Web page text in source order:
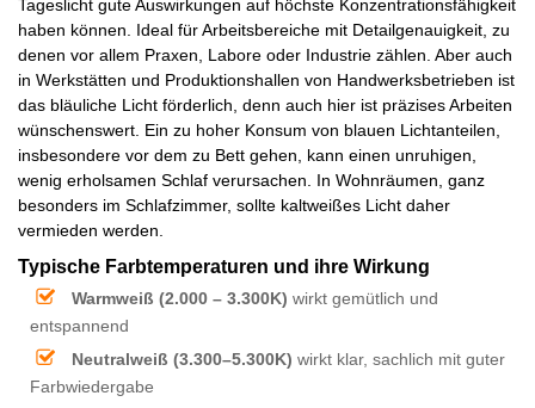
Tageslicht gute Auswirkungen auf höchste Konzentrationsfähigkeit
haben können. Ideal für Arbeitsbereiche mit Detailgenauigkeit, zu
denen vor allem Praxen, Labore oder Industrie zählen. Aber auch
in Werkstätten und Produktionshallen von Handwerksbetrieben ist
das bläuliche Licht förderlich, denn auch hier ist präzises Arbeiten
wünschenswert. Ein zu hoher Konsum von blauen Lichtanteilen,
insbesondere vor dem zu Bett gehen, kann einen unruhigen,
wenig erholsamen Schlaf verursachen. In Wohnräumen, ganz
besonders im Schlafzimmer, sollte kaltweißes Licht daher
vermieden werden.
Typische Farbtemperaturen und ihre Wirkung
Warmweiß (2.000 – 3.300K) wirkt gemütlich und
entspannend
Neutralweiß (3.300–5.300K) wirkt klar, sachlich mit guter
Farbwiedergabe